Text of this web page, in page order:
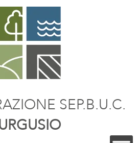
SEP.B.U.C.